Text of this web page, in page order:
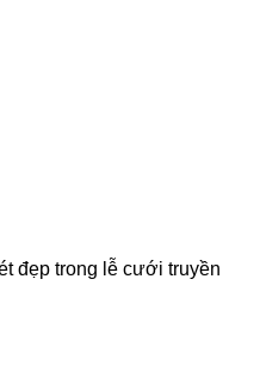
đẹp trong lễ cưới truyền